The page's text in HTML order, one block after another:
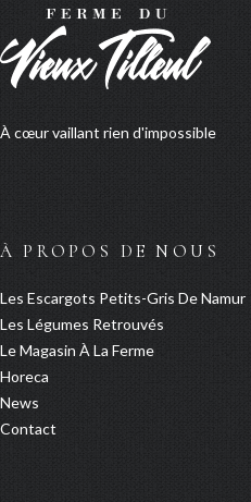
À cœur vaillant rien d'impossible
À PROPOS DE NOUS
Les Escargots Petits-Gris De Namur
Les Légumes Retrouvés
Le Magasin À La Ferme
Horeca
News
Contact